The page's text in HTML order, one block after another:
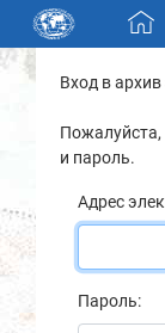
Skip navigation
Разделы и
Электронный
Новости
О нас
Вход в
Пожалуйста,
и пароль.
Адрес
Пароль: